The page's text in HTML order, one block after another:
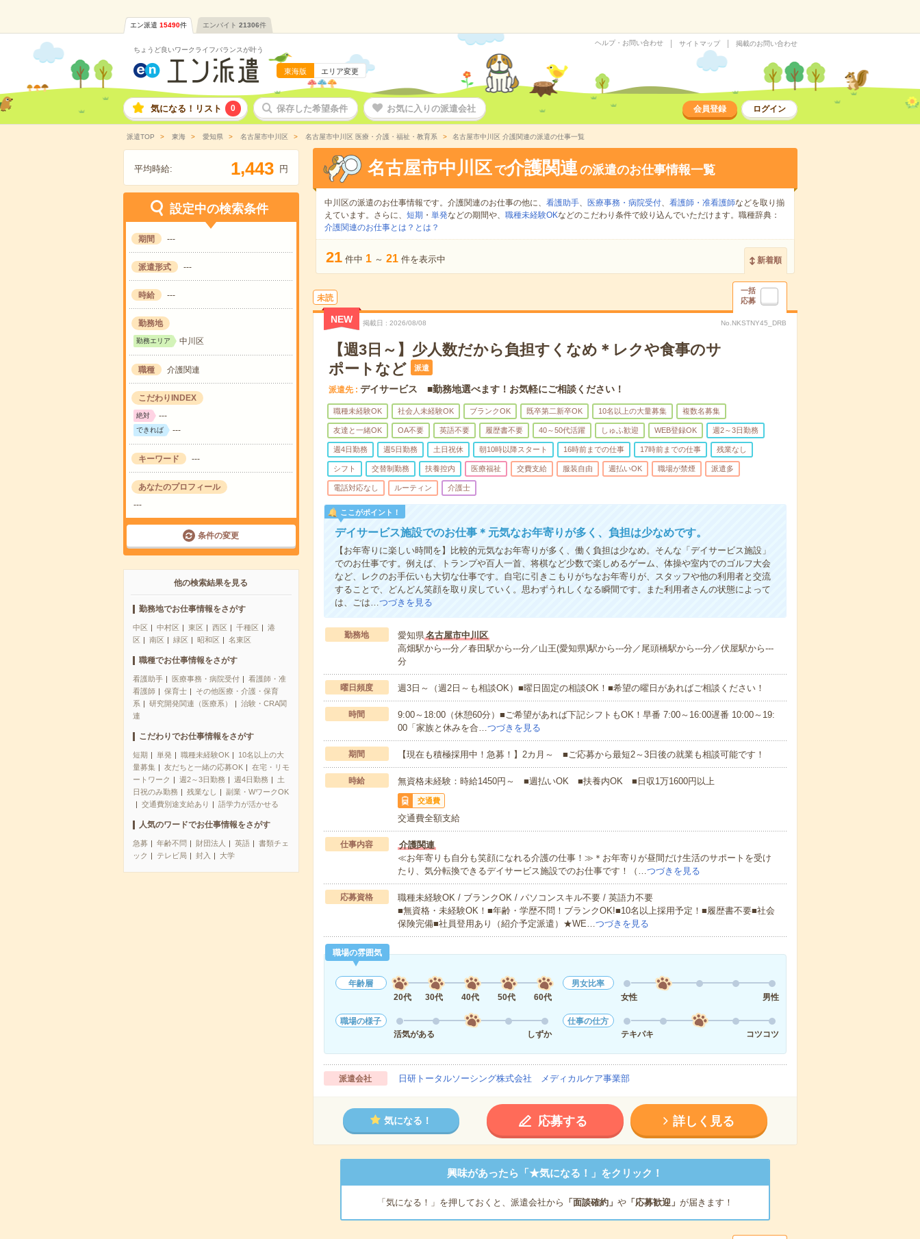
エン派遣 15490件 エンバイト 21306件
ちょうど良いワークライフバランスが叶う
東海版 エリア変更
ヘルプ・お問い合わせ サイトマップ 掲載のお問い合わせ
気になる！リスト 0 保存した希望条件 お気に入りの派遣会社 会員登録 ログイン
派遣TOP 東海 愛知県 名古屋市中川区 名古屋市中川区 医療・介護・福祉・教育系 名古屋市中川区 介護関連の派遣の仕事一覧
平均時給: 1,443 円
設定中の検索条件
期間 ---
派遣形式 ---
時給 ---
勤務地
勤務エリア 中川区
職種 介護関連
こだわりINDEX
絶対 ---
できれば ---
キーワード ---
あなたのプロフィール
---
条件の変更
他の検索結果を見る
勤務地でお仕事情報をさがす
中区 中村区 東区 西区 千種区
港
区
南区 緑区 昭和区 名東区
職種でお仕事情報をさがす
看護助手 医療事務・病院受付
看護師・准
看護師
保育士
その他医療・介護・保育
系
研究開発関連（医療系）
治験・CRA関
連
こだわりでお仕事情報をさがす
短期 単発 職種未経験OK
10名以上の大
量募集
友だちと一緒の応募OK
在宅・リモ
ートワーク
週2～3日勤務 週4日勤務
土
日祝のみ勤務
残業なし
副業・WワークOK
交通費別途支給あり
語学力が活かせる
人気のワードでお仕事情報をさがす
急募 年齢不問 財団法人 英語
書類チェ
ック
テレビ局 封入 大学
名古屋市中川区 で介護関連の派遣のお仕事情報一覧
中川区の派遣のお仕事情報です。介護関連のお仕事の他に、 看護助手、 医療事務・病院受付、 看護師・准看護師などを取り揃
えています。さらに、 短期 ・ 単発などの期間や、 職種未経験OKなどのこだわり条件で絞り込んでいただけます。職種辞典：
介護関連のお仕事とは？とは？
21 件中 1 ～ 21 件を表示中 新着順
未読
一括
応募
NEW 掲載日 2026/08/08 No.NKSTNY45_DRB
【週3日～】少人数だから負担すくなめ＊レクや食事のサ
ポートなど
派遣
派遣先 デイサービス ■勤務地選べます！お気軽にご相談ください！
職種未経験OK 社会人未経験OK ブランクOK 既卒第二新卒OK 10名以上の大量募集 複数名募集
友達と一緒OK OA不要 英語不要 履歴書不要 40～50代活躍 しゅふ歓迎 WEB登録OK 週2～3日勤務
週4日勤務 週5日勤務 土日祝休 朝10時以降スタート 16時前までの仕事 17時前までの仕事 残業なし
シフト 交替制勤務 扶養控内 医療福祉 交費支給 服装自由 週払いOK 職場が禁煙 派遣多
電話対応なし ルーティン 介護士
ここがポイント！
デイサービス施設でのお仕事＊元気なお年寄りが多く、負担は少なめです。
【お年寄りに楽しい時間を】比較的元気なお年寄りが多く、働く負担は少なめ。そんな「デイサービス施設」
でのお仕事です。例えば、トランプや百人一首、将棋など少数で楽しめるゲーム、体操や室内でのゴルフ大会
など、レクのお手伝いも大切な仕事です。自宅に引きこもりがちなお年寄りが、スタッフや他の利用者と交流
することで、どんどん笑顔を取り戻していく。思わずうれしくなる瞬間です。また利用者さんの状態によって
は、ごは…つづきを見る
勤務地 愛知県名古屋市中川区
高畑駅から---分／春田駅から---分／山王(愛知県)駅から---分／尾頭橋駅から---分／伏屋駅から---
分
曜日頻度 週3日～（週2日～も相談OK）■曜日固定の相談OK！■希望の曜日があればご相談ください！
時間
9:00～18:00（休憩60分）■ご希望があれば下記シフトもOK！早番 7:00～16:00遅番 10:00～19:
00「家族と休みを合…つづきを見る
期間 【現在も積極採用中！急募！】2カ月～ ■ご応募から最短2～3日後の就業も相談可能です！
時給 無資格未経験：時給1450円～ ■週払いOK ■扶養内OK ■日収1万1600円以上
交通費
交通費全額支給
仕事内容
介護関連
≪お年寄りも自分も笑顔になれる介護の仕事！≫＊お年寄りが昼間だけ生活のサポートを受け
たり、気分転換できるデイサービス施設でのお仕事です！（…つづきを見る
応募資格
職種未経験OK / ブランクOK / パソコンスキル不要 / 英語力不要
■無資格・未経験OK！■年齢・学歴不問！ブランクOK!■10名以上採用予定！■履歴書不要■社会
保険完備■社員登用あり（紹介予定派遣）★WE…つづきを見る
職場の雰囲気
年齢層
20代
30代 40代 50代 60代
男女比率
女性
男性
職場の様子
活気がある
しずか
仕事の仕方
テキパキ
コツコツ
派遣会社 日研トータルソーシング株式会社 メディカルケア事業部
気になる！ 応募する 詳しく見る
興味があったら「★気になる！」をクリック！
「気になる！」を押しておくと、派遣会社から 「面談確約」 や「応募歓迎」 が届きます！